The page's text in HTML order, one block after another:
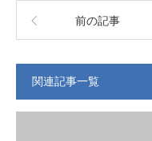
前の記事
関連記事一覧